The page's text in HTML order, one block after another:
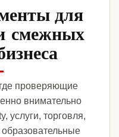
для
смежных
проверяющие
внимательно
услуги, торговля,
образовательные